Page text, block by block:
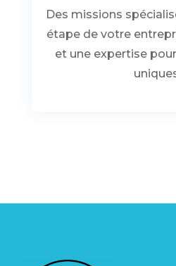
Des missions
étape de votre
et une expertise